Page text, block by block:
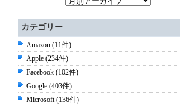
カテゴリー
Amazon (11件)
Apple (234件)
Facebook (102件)
Google (403件)
Microsoft (136件)